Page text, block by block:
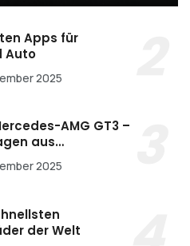
Apps für
Auto
2025
AMG GT3 –
aus…
2025
der Welt